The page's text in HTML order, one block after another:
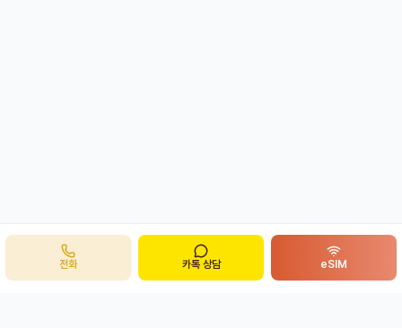
전화 카톡 상담 eSIM